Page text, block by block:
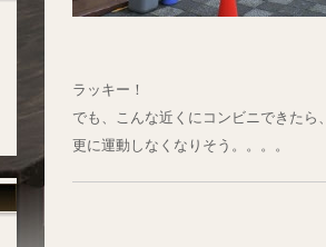
ラッキー！
でも、こんな近くにコンビニできたら、
更に運動しなくなりそう。。。。